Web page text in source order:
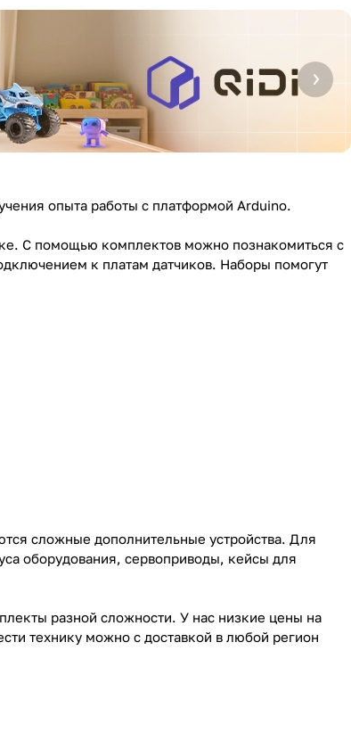
опыта работы с платформой Arduino.
С помощью комплектов можно познакомиться с
к платам датчиков. Наборы помогут
сложные дополнительные устройства. Для
оборудования, сервоприводы, кейсы для
разной сложности. У нас низкие цены на
технику можно с доставкой в любой регион